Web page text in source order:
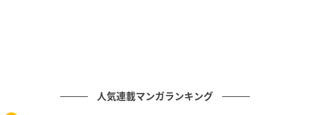
らめ、たれを加えてあえる。器にきゅうりを盛って鶏
肉をたれごとのせ、アーモンドを散らす。
人気連載マンガランキング